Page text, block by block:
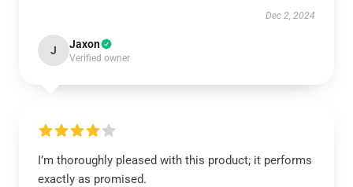
Dec 2, 2024
J Jaxon
Verified owner
I’m thoroughly pleased with this product; it performs
exactly as promised.